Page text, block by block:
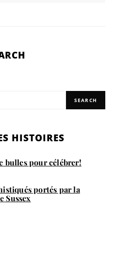
SEARCH
HISTOIRES
bulles pour célébrer!
portés par la
Sussex